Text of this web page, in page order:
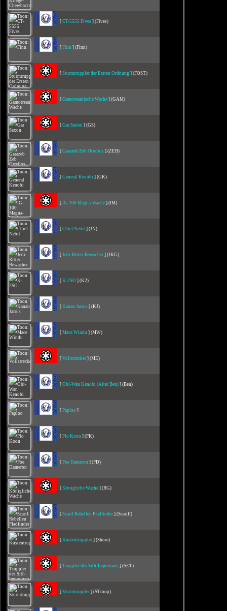
[ CT-5555 Fives ] (Fives)
[ Finn ] (Finn)
[ Sturmtruppler der Ersten Ordnung ] (FOST)
[ Gamorreanische Wache ] (GAM)
[ Gar Saxon ] (GS)
[ Garazeb Zeb Orrelios ] (ZEB)
[ General Kenobi ] (GK)
[ IG-100 Magna-Wache ] (IM)
[ Chief Nebit ] (JN)
[ Jedi-Ritter-Bewacher ] (JKG)
[ K-2SO ] (K2)
[ Kanan Jarrus ] (KJ)
[ Mace Windu ] (MW)
[ Vollstrecker ] (ME)
[ Obi-Wan Kenobi (Alter Ben) ] (Ben)
[ Paploo ]
[ Plo Koon ] (PK)
[ Poe Dameron ] (PD)
[ Königliche Wache ] (RG)
[ Scarif Rebellen Pfadfinder ] (Scariff)
[ Küstentruppler ] (Shore)
[ Truppler des Sith-Imperiums ] (SET)
[ Sturmtruppler ] (STroop)